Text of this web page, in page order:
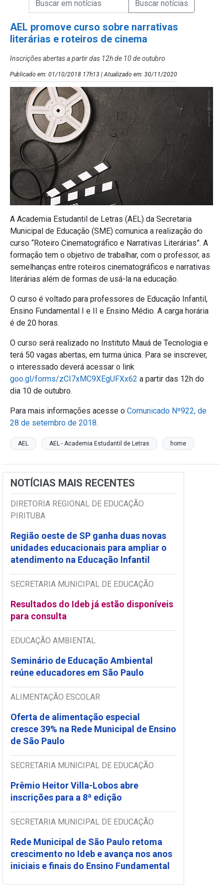
AEL promove curso sobre narrativas
literárias e roteiros de cinema
Inscrições abertas a partir das 12h de 10 de outubro
Publicado em: 01/10/2018 17h13 | Atualizado em: 30/11/2020
A Academia Estudantil de Letras (AEL) da Secretaria
Municipal de Educação (SME) comunica a realização do
curso “Roteiro Cinematográfico e Narrativas Literárias”. A
formação tem o objetivo de trabalhar, com o professor, as
semelhanças entre roteiros cinematográficos e narrativas
literárias além de formas de usá-la na educação.
O curso é voltado para professores de Educação Infantil,
Ensino Fundamental I e II e Ensino Médio. A carga horária
é de 20 horas.
O curso será realizado no Instituto Mauá de Tecnologia e
terá 50 vagas abertas, em turma única. Para se inscrever,
o interessado deverá acessar o link
goo.gl/forms/zCI7xMC9XEgUFXx62 a partir das 12h do
dia 10 de outubro.
Para mais informações acesse o Comunicado Nº922, de
28 de setembro de 2018.
AEL AEL - Academia Estudantil de Letras home
NOTÍCIAS MAIS RECENTES
DIRETORIA REGIONAL DE EDUCAÇÃO
PIRITUBA
Região oeste de SP ganha duas novas
unidades educacionais para ampliar o
atendimento na Educação Infantil
SECRETARIA MUNICIPAL DE EDUCAÇÃO
Resultados do Ideb já estão disponíveis
para consulta
EDUCAÇÃO AMBIENTAL
Seminário de Educação Ambiental
reúne educadores em São Paulo
ALIMENTAÇÃO ESCOLAR
Oferta de alimentação especial
cresce 39% na Rede Municipal de Ensino
de São Paulo
SECRETARIA MUNICIPAL DE EDUCAÇÃO
Prêmio Heitor Villa-Lobos abre
inscrições para a 8ª edição
SECRETARIA MUNICIPAL DE EDUCAÇÃO
Rede Municipal de São Paulo retoma
crescimento no Ideb e avança nos anos
iniciais e finais do Ensino Fundamental